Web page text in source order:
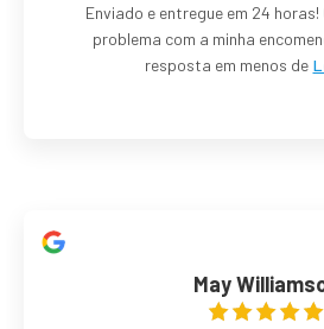
Enviado e entregue em 24 horas!
problema com a minha
resposta em menos de
May